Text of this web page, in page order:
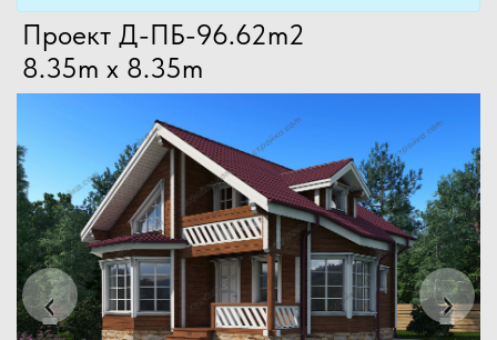
Проект Д-ПБ-96.62m2
8.35m x 8.35m
‹Previous ›Next